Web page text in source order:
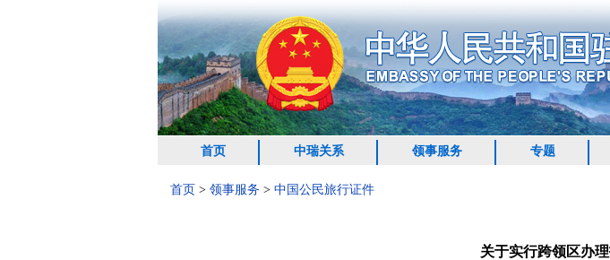
首页 中瑞关系 领事服务 专题
首页 > 领事服务 > 中国公民旅行证件
关于实行跨领区办